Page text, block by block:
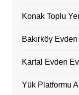
Konak Toplu
Bakırköy
Kartal Evden
Yük Platformu